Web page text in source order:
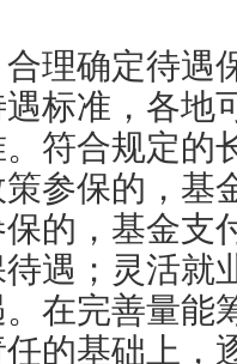
确定待遇保
标准，各地
符合规定的
参保的，基
的，基金支
遇；灵活就
在完善量能
任的基础上，